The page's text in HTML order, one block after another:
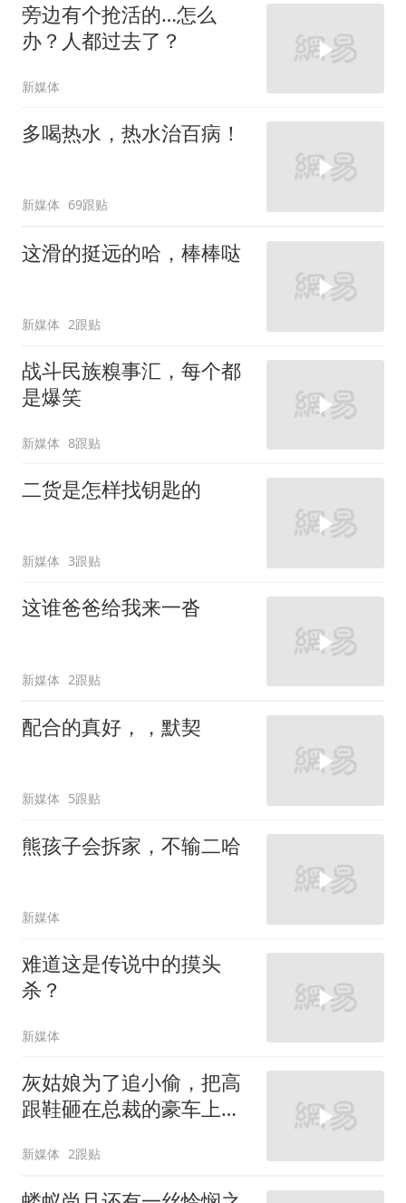
旁边有个抢活的…怎么
办？人都过去了？
新媒体
多喝热水，热水治百病！
新媒体 69跟贴
这滑的挺远的哈，棒棒哒
新媒体 2跟贴
战斗民族糗事汇，每个都
是爆笑
新媒体 8跟贴
二货是怎样找钥匙的
新媒体 3跟贴
这谁爸爸给我来一沓
新媒体 2跟贴
配合的真好，，默契
新媒体 5跟贴
熊孩子会拆家，不输二哈
新媒体
难道这是传说中的摸头
杀？
新媒体
灰姑娘为了追小偷，把高
跟鞋砸在总裁的豪车上，
新媒体 2跟贴